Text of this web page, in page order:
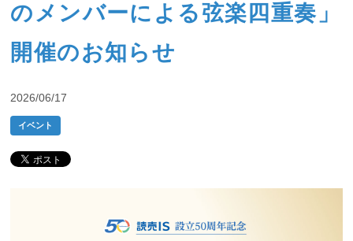
のメンバーによる弦楽四重奏」
開催のお知らせ
2026/06/17
イベント